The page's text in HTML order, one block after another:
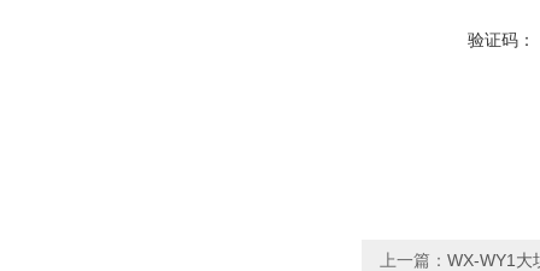
验证码：
上一篇： WX-WY1大